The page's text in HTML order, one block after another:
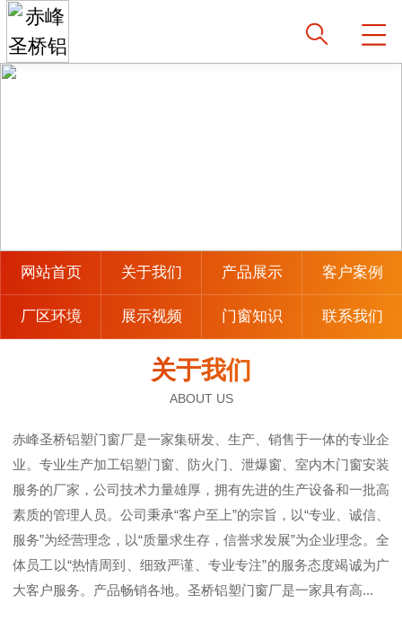
网站首页 关于我们 产品展示 客户案例
厂区环境 展示视频 门窗知识 联系我们
关于我们
ABOUT US
赤峰圣桥铝塑门窗厂是一家集研发、生产、销售于一体的专业企
业。专业生产加工铝塑门窗、防火门、泄爆窗、室内木门窗安装
服务的厂家，公司技术力量雄厚，拥有先进的生产设备和一批高
素质的管理人员。公司秉承“客户至上”的宗旨，以“专业、诚信、
服务”为经营理念，以“质量求生存，信誉求发展”为企业理念。全
体员工以“热情周到、细致严谨、专业专注”的服务态度竭诚为广
大客户服务。产品畅销各地。圣桥铝塑门窗厂是一家具有高...